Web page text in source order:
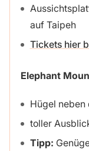
auf Taipeh
Tickets hier
Elephant
Hügel neben
toller
Tipp: